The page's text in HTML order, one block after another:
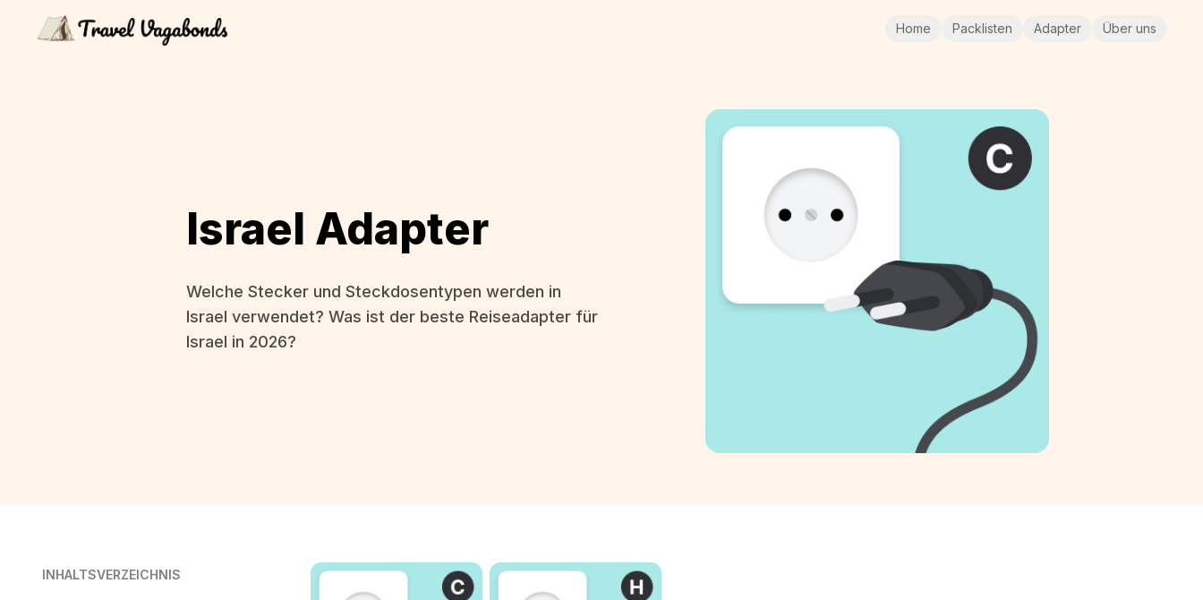
Home Packlisten Adapter Über uns
Israel Adapter
Welche Stecker und Steckdosentypen werden in
Israel verwendet? Was ist der beste Reiseadapter für
Israel in 2026?
INHALTSVERZEICHNIS